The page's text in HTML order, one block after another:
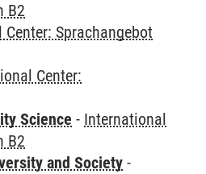
B2
Sprachangebot
Center:
Science - International
B2
and Society -